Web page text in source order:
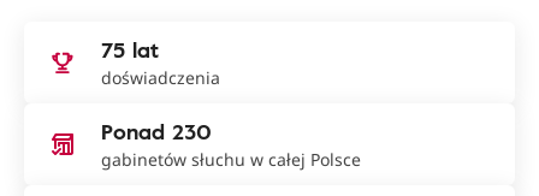
75 lat
doświadczenia
Ponad 230
gabinetów słuchu w całej Polsce